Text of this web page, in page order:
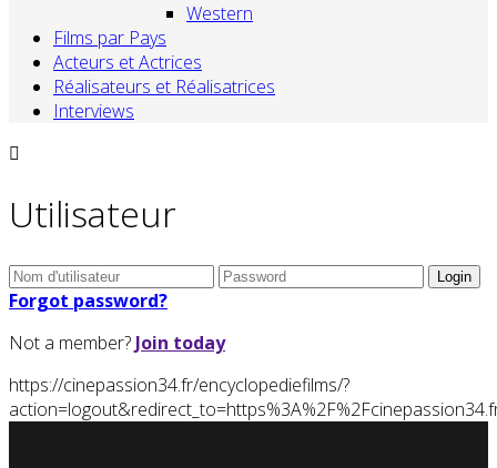
Western
Films par Pays
Acteurs et Actrices
Réalisateurs et Réalisatrices
Interviews
Utilisateur
Forgot password?
Not a member? Join today
https://cinepassion34.fr/encyclopediefilms/?